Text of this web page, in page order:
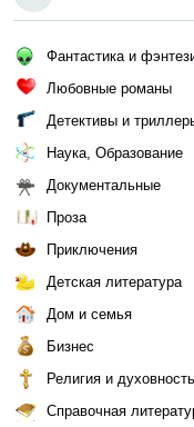
Фантастика и
Любовные романы
Детективы и
Наука, Образование
Документальные
Проза
Приключения
Детская литература
Дом и семья
Бизнес
Религия и духовность
Справочная